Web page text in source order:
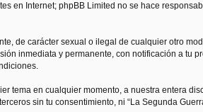
en Internet; phpBB Limited no se hace
de carácter sexual o ilegal de cualquier otro
inmediata y permanente, con notificación a tu
tema en cualquier momento, a nuestra entera
sin tu consentimiento, ni “La Segunda